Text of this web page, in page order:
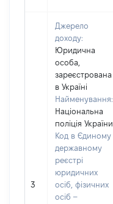
3
Джерело
доходу:
Юридична
особа,
зареєстрована
в Україні
Найменування:
Національна
поліція України
Код в Єдиному
державному
реєстрі
юридичних
осіб, фізичних
осіб –